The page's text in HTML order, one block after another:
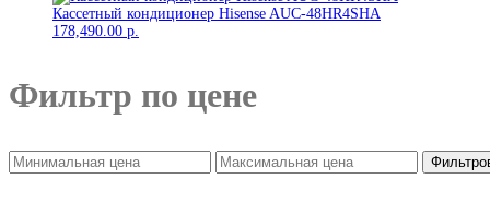
Кассетный кондиционер Hisense AUC-48HR4SHA
178,490.00 р.
Фильтр по цене